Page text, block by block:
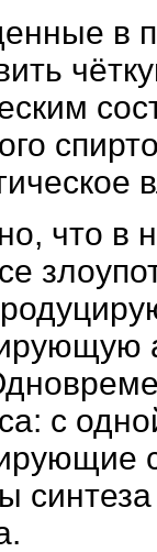
в
что в
с